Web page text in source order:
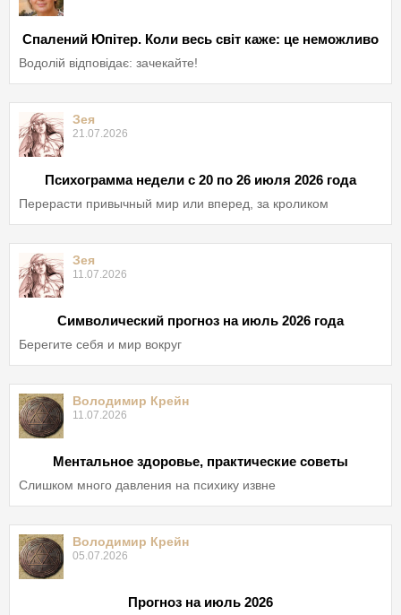
Спалений Юпітер. Коли весь світ каже: це неможливо
Водолій відповідає: зачекайте!
Зея
21.07.2026
Психограмма недели с 20 по 26 июля 2026 года
Перерасти привычный мир или вперед, за кроликом
Зея
11.07.2026
Символический прогноз на июль 2026 года
Берегите себя и мир вокруг
Володимир Крейн
11.07.2026
Ментальное здоровье, практические советы
Слишком много давления на психику извне
Володимир Крейн
05.07.2026
Прогноз на июль 2026